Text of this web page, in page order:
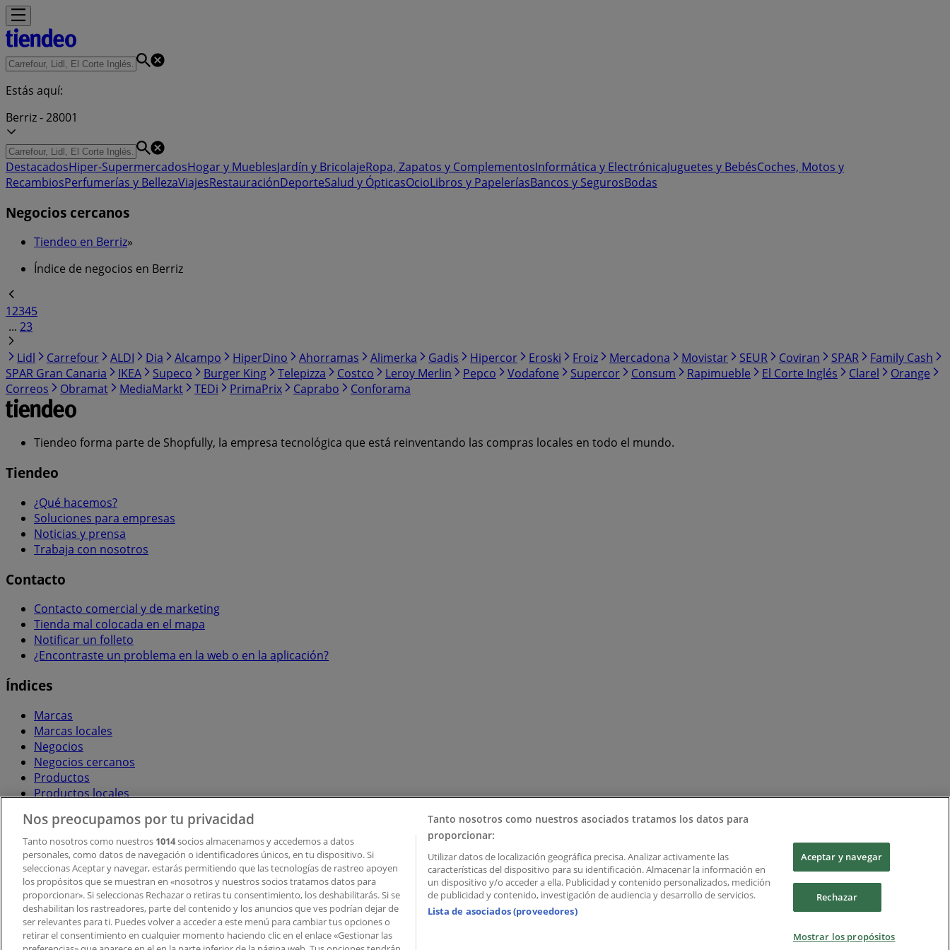
Estás aquí:
Berriz - 28001
DestacadosHiper-SupermercadosHogar y MueblesJardín y BricolajeRopa, Zapatos y ComplementosInformática y ElectrónicaJuguetes y BebésCoches, Motos y
RecambiosPerfumerías y BellezaViajesRestauraciónDeporteSalud y ÓpticasOcioLibros y PapeleríasBancos y SegurosBodas
Negocios cercanos
Tiendeo en Berriz»
Índice de negocios en Berriz
12345
... 23
Lidl
Carrefour ALDI Dia Alcampo HiperDino Ahorramas Alimerka Gadis Hipercor Eroski Froiz Mercadona Movistar SEUR Coviran SPAR
Family Cash
SPAR Gran Canaria
IKEA Supeco Burger King Telepizza Costco Leroy Merlin Pepco Vodafone Supercor Consum Rapimueble El Corte Inglés Clarel
Orange
Correos
Obramat MediaMarkt TEDi PrimaPrix Caprabo Conforama
Tiendeo forma parte de Shopfully, la empresa tecnológica que está reinventando las compras locales en todo el mundo.
Tiendeo
¿Qué hacemos?
Soluciones para empresas
Noticias y prensa
Trabaja con nosotros
Contacto
Contacto comercial y de marketing
Tienda mal colocada en el mapa
Notificar un folleto
¿Encontraste un problema en la web o en la aplicación?
Índices
Marcas
Marcas locales
Negocios
Negocios cercanos
Productos
Productos locales
Descargar la APP Tiendeo
Copyright © Tiendeo ® 2026 · Shopfully Marketing S.L.U. – Palau de Mar – 08039 Barcelona, Spain
Nos preocupamos por tu privacidad
Tanto nosotros como nuestros 1014socios almacenamos y accedemos a datos
personales, como datos de navegación o identificadores únicos, en tu dispositivo. Si
seleccionas Aceptar y navegar, estarás permitiendo que las tecnologías de rastreo apoyen
los propósitos que se muestran en «nosotros y nuestros socios tratamos datos para
proporcionar». Si seleccionas Rechazar o retiras tu consentimiento, los deshabilitarás. Si se
deshabilitan los rastreadores, parte del contenido y los anuncios que ves podrían dejar de
ser relevantes para ti. Puedes volver a acceder a este menú para cambiar tus opciones o
retirar el consentimiento en cualquier momento haciendo clic en el enlace «Gestionar las
Tanto nosotros como nuestros asociados tratamos los datos para
proporcionar:
Utilizar datos de localización geográfica precisa. Analizar activamente las
características del dispositivo para su identificación. Almacenar la información en
un dispositivo y/o acceder a ella. Publicidad y contenido personalizados, medición
de publicidad y contenido, investigación de audiencia y desarrollo de servicios.
Lista de asociados (proveedores)
Aceptar y navegar
Rechazar
Mostrar los propósitos